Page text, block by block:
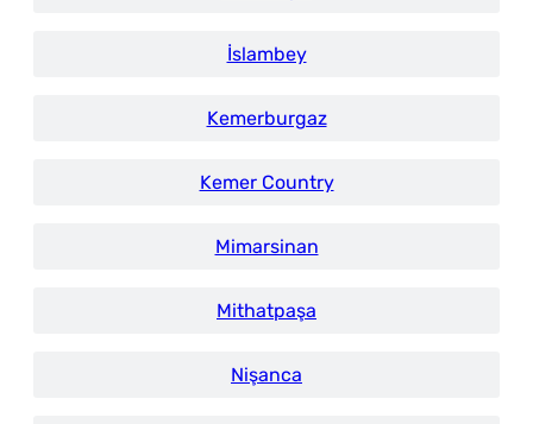
İslambey
Kemerburgaz
Kemer Country
Mimarsinan
Mithatpaşa
Nişanca